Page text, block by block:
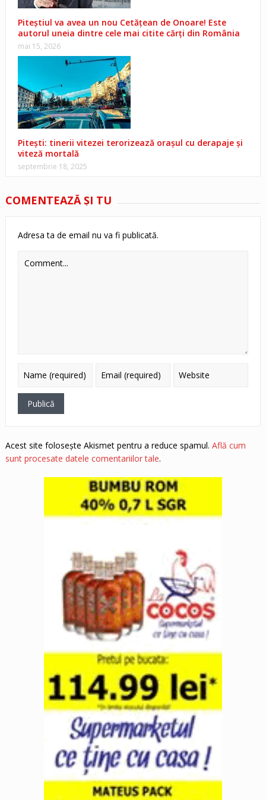
Piteștiul va avea un nou Cetățean de Onoare! Este
autorul uneia dintre cele mai citite cărți din România
mai 15, 2026
Pitești: tinerii vitezei terorizează orașul cu derapaje și
viteză mortală
septembrie 18, 2025
COMENTEAZĂ ŞI TU
Adresa ta de email nu va fi publicată.
Acest site folosește Akismet pentru a reduce spamul. Află cum
sunt procesate datele comentariilor tale.